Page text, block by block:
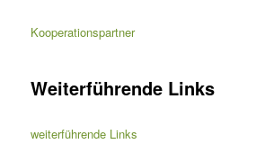
Kooperationspartner
Weiterführende Links
weiterführende Links